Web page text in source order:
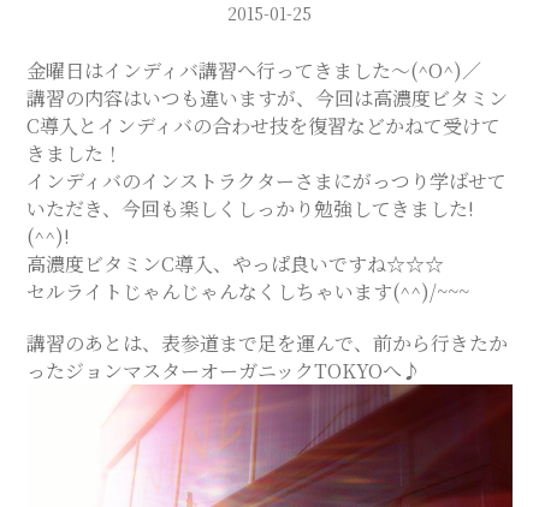
バ
専
門
エ
ス
テ
サ
2015-01-25
金曜日はインディバ講習へ行ってきました～(^O^)／
講習の内容はいつも違いますが、今回は高濃度ビタミン
C導入とインディバの合わせ技を復習などかねて受けて
きました！
インディバのインストラクターさまにがっつり学ばせて
いただき、今回も楽しくしっかり勉強してきました!
(^^)!
高濃度ビタミンC導入、やっぱ良いですね☆☆☆
セルライトじゃんじゃんなくしちゃいます(^^)/~~~
講習のあとは、表参道まで足を運んで、前から行きたか
ったジョンマスターオーガニックTOKYOへ♪